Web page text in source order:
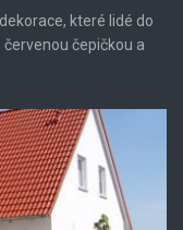
které lidé do
čepičkou a